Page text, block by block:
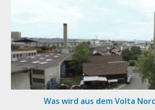
Was wird aus dem Volta